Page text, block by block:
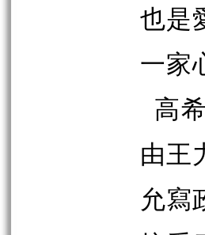
也是
一家
高
由王
允寫